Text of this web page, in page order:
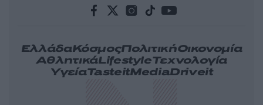
ΕλλάδαΚόσμοςΠολιτικήΟικονομία
ΑθλητικάLifestyleΤεχνολογία
ΥγείαTasteitMediaDriveit